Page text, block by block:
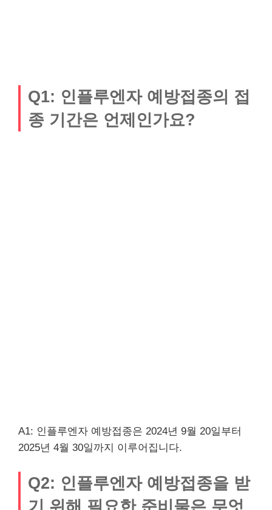
Q1: 인플루엔자 예방접종의 접
종 기간은 언제인가요?
A1: 인플루엔자 예방접종은 2024년 9월 20일부터
2025년 4월 30일까지 이루어집니다.
Q2: 인플루엔자 예방접종을 받
기 위해 필요한 준비물은 무엇